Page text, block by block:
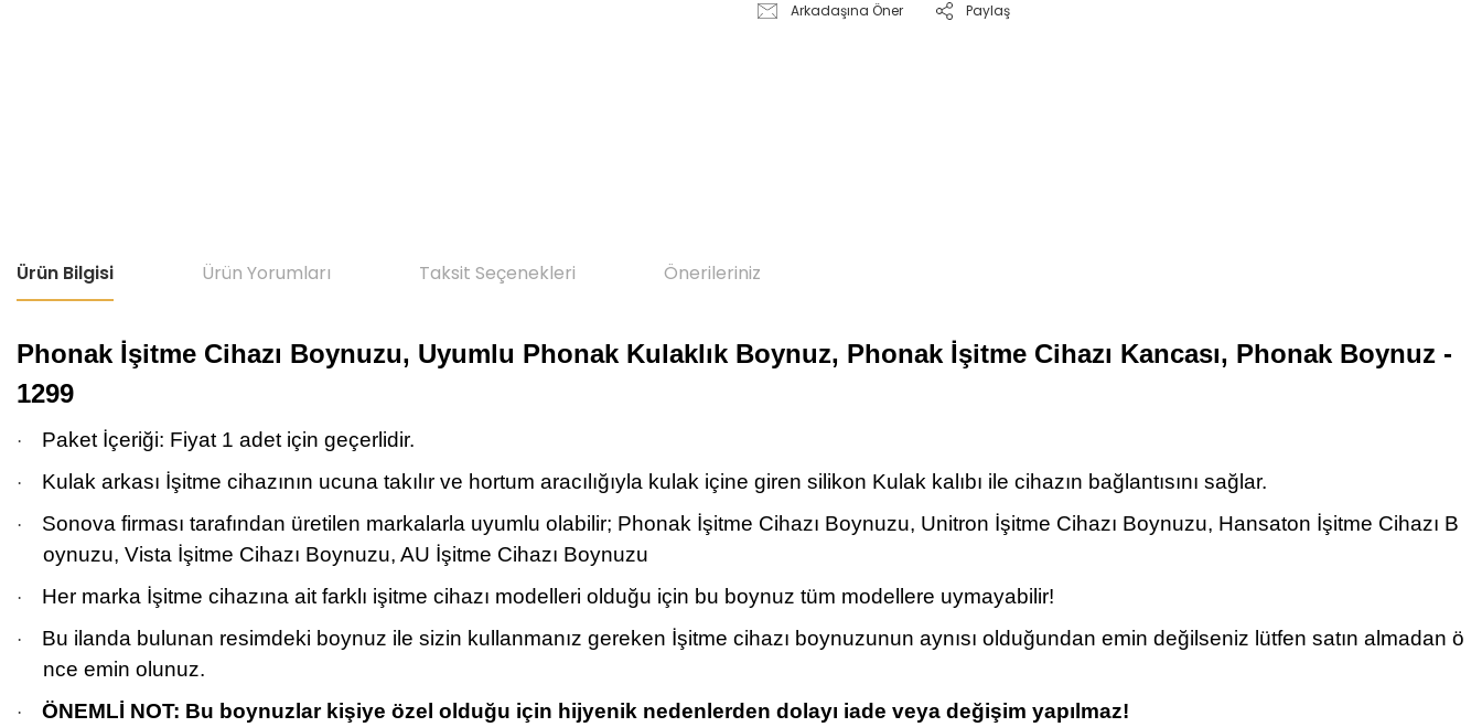
Arkadaşına Öner Paylaş
Ürün Bilgisi Ürün Yorumları Taksit Seçenekleri Önerileriniz
Phonak İşitme Cihazı Boynuzu, Uyumlu Phonak Kulaklık Boynuz, Phonak İşitme Cihazı Kancası, Phonak Boynuz -
1299
· Paket İçeriği: Fiyat 1 adet için geçerlidir.
· Kulak arkası İşitme cihazının ucuna takılır ve hortum aracılığıyla kulak içine giren silikon Kulak kalıbı ile cihazın bağlantısını sağlar.
·
Sonova firması tarafından üretilen markalarla uyumlu olabilir; Phonak İşitme Cihazı Boynuzu, Unitron İşitme Cihazı Boynuzu, Hansaton İşitme Cihazı B
oynuzu, Vista İşitme Cihazı Boynuzu, AU İşitme Cihazı Boynuzu
· Her marka İşitme cihazına ait farklı işitme cihazı modelleri olduğu için bu boynuz tüm modellere uymayabilir!
·
Bu ilanda bulunan resimdeki boynuz ile sizin kullanmanız gereken İşitme cihazı boynuzunun aynısı olduğundan emin değilseniz lütfen satın almadan ö
nce emin olunuz.
· ÖNEMLİ NOT: Bu boynuzlar kişiye özel olduğu için hijyenik nedenlerden dolayı iade veya değişim yapılmaz!